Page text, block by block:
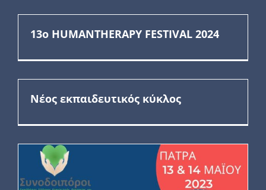
13ο HUMANTHERAPY FESTIVAL 2024
Νέος εκπαιδευτικός κύκλος